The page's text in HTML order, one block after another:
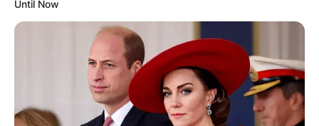
analyser avant le Quinté+ de Vincennes
Dimanche, Vincennes accueille un Quinté+ international de
très haut niveau avec le Prix Ténor de Baune. Ainsi, les
meilleurs mâles de 5 ans s’affrontent sur les 2 700 mètres
de la grande piste. Dans ce contexte relevé, trois
candidatures retiennent particulièrement notre attention
Until Now